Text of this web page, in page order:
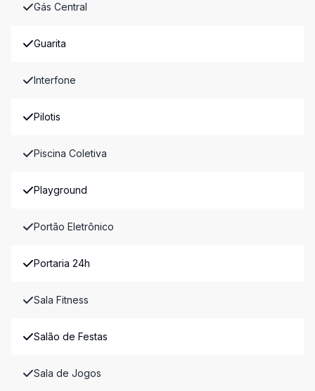
Gás Central
Guarita
Interfone
Pilotis
Piscina Coletiva
Playground
Portão Eletrônico
Portaria 24h
Sala Fitness
Salão de Festas
Sala de Jogos